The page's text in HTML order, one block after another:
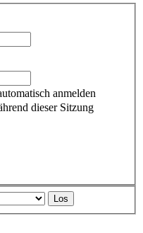
anmelden
dieser Sitzung